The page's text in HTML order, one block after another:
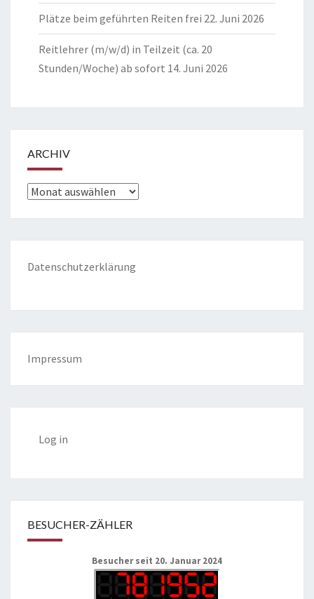
Plätze beim geführten Reiten frei 22. Juni 2026
Reitlehrer (m/w/d) in Teilzeit (ca. 20
Stunden/Woche) ab sofort 14. Juni 2026
ARCHIV
Archiv
Datenschutzerklärung
Impressum
Log in
BESUCHER-ZÄHLER
Besucher seit 20. Januar 2024